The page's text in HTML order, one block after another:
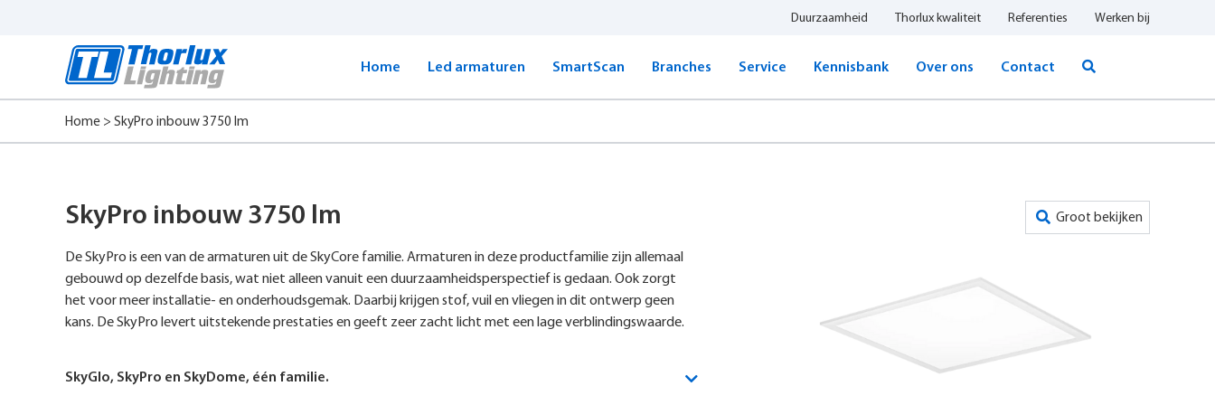
Duurzaamheid Thorlux kwaliteit Referenties Werken bij
Home Led armaturen SmartScan Branches Service Kennisbank Over ons Contact
Home > SkyPro inbouw 3750 lm
SkyPro inbouw 3750 lm
De SkyPro is een van de armaturen uit de SkyCore familie. Armaturen in deze productfamilie zijn allemaal
gebouwd op dezelfde basis, wat niet alleen vanuit een duurzaamheidsperspectief is gedaan. Ook zorgt
het voor meer installatie- en onderhoudsgemak. Daarbij krijgen stof, vuil en vliegen in dit ontwerp geen
kans. De SkyPro levert uitstekende prestaties en geeft zeer zacht licht met een lage verblindingswaarde.
SkyGlo, SkyPro en SkyDome, één familie.